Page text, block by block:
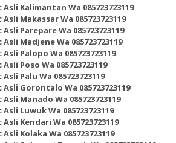
Kalimantan Wa 085723723119
Makassar Wa 085723723119
Parepare Wa 085723723119
Madjene Wa 085723723119
Palopo Wa 085723723119
Poso Wa 085723723119
Palu Wa 085723723119
Gorontalo Wa 085723723119
Manado Wa 085723723119
Luwuk Wa 085723723119
Kendari Wa 085723723119
Kolaka Wa 085723723119